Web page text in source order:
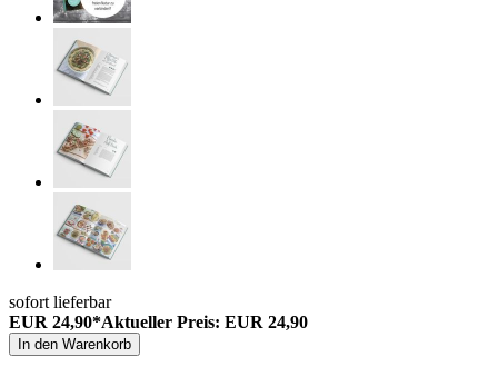
sofort lieferbar
EUR 24,90*Aktueller Preis: EUR 24,90
In den Warenkorb